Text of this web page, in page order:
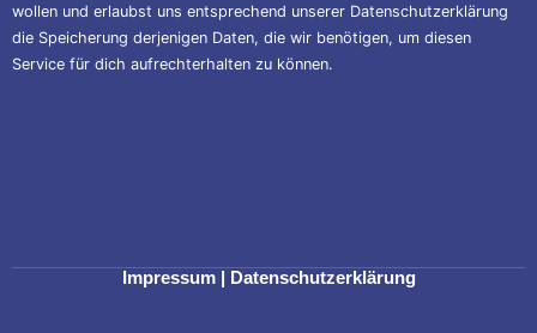
wollen und erlaubst uns entsprechend unserer Datenschutzerklärung
die Speicherung derjenigen Daten, die wir benötigen, um diesen
Service für dich aufrechterhalten zu können.
Impressum| Datenschutzerklärung